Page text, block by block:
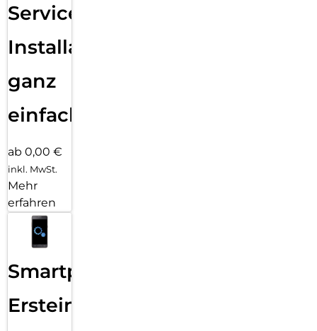
Services
Installation
ganz
einfach
ab 0,00 €
inkl. MwSt.
Mehr
erfahren
Smartphone
Ersteinrichtung